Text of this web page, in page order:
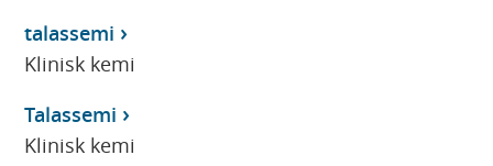
talassemi
Klinisk kemi
Talassemi
Klinisk kemi